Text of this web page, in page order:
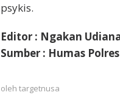
psykis.
Editor : Ngakan
Sumber : Humas
oleh targetnusa